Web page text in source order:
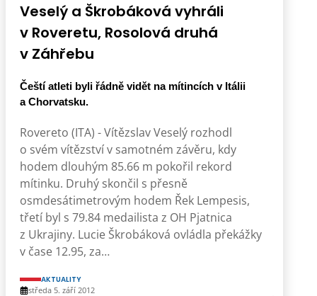
Veselý a Škrobáková vyhráli
v Roveretu, Rosolová druhá
v Záhřebu
Čeští atleti byli řádně vidět na mítincích v Itálii
a Chorvatsku.
Rovereto (ITA) - Vítězslav Veselý rozhodl
o svém vítězství v samotném závěru, kdy
hodem dlouhým 85.66 m pokořil rekord
mítinku. Druhý skončil s přesně
osmdesátimetrovým hodem Řek Lempesis,
třetí byl s 79.84 medailista z OH Pjatnica
z Ukrajiny. Lucie Škrobáková ovládla překážky
v čase 12.95, za…
AKTUALITY
středa 5. září 2012